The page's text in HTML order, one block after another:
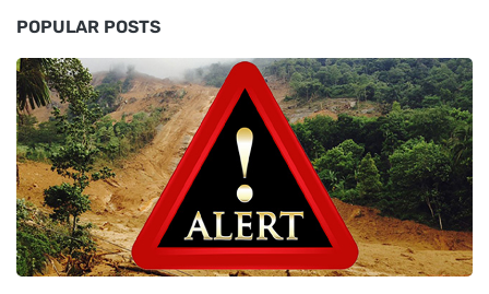
ප්‍රතිපත්තිමය මාර්ගෝපදේශයන් යටතේ සකස් කර
ඇති බවද පැවසීය.
POPULAR POSTS